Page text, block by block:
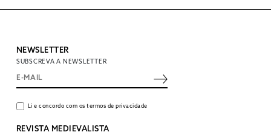
ARTIGOS
NEWSLETTER
SUBSCREVA A NEWSLETTER
Li e concordo com os termos de privacidade
REVISTA MEDIEVALISTA